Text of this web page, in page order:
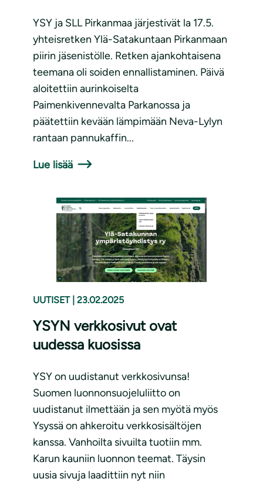
YSY ja SLL Pirkanmaa järjestivät la 17.5.
yhteisretken Ylä-Satakuntaan Pirkanmaan
piirin jäsenistölle. Retken ajankohtaisena
teemana oli soiden ennallistaminen. Päivä
aloitettiin aurinkoiselta
Paimenkivennevalta Parkanossa ja
päätettiin kevään lämpimään Neva-Lylyn
rantaan pannukaffin...
Lue lisää
UUTISET 23.02.2025
YSYN verkkosivut ovat
uudessa kuosissa
YSY on uudistanut verkkosivunsa!
Suomen luonnonsuojeluliitto on
uudistanut ilmettään ja sen myötä myös
Ysyssä on ahkeroitu verkkosisältöjen
kanssa. Vanhoilta sivuilta tuotiin mm.
Karun kauniin luonnon teemat. Täysin
uusia sivuja laadittiin nyt niin